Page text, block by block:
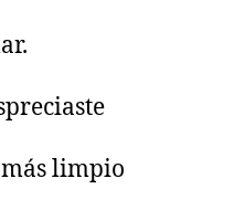
limpio